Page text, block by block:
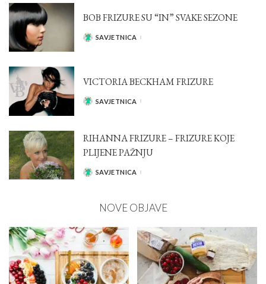
BOB FRIZURE SU “IN” SVAKE SEZONE
POSTED
SAVJETNICA
VICTORIA BECKHAM FRIZURE
POSTED
SAVJETNICA
RIHANNA FRIZURE – FRIZURE KOJE
PLIJENE PAŽNJU
POSTED
SAVJETNICA
NOVE OBJAVE